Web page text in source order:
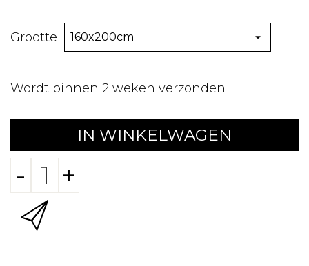
Grootte
Wordt binnen 2 weken verzonden
IN WINKELWAGEN
- +